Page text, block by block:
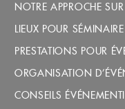
NOTRE APPROCHE
LIEUX POUR
PRESTATIONS POUR
ORGANISATION
CONSEILS